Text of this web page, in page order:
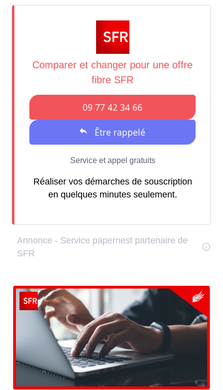
Réaliser vos démarches de souscription
en quelques minutes seulement.